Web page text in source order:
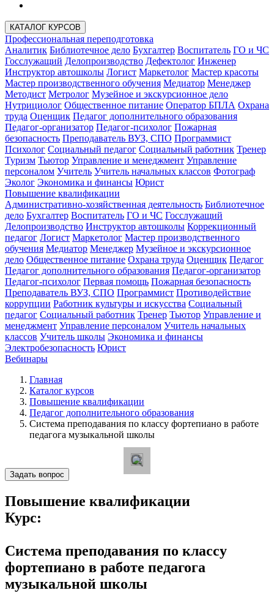
КАТАЛОГ КУРСОВ
Профессиональная переподготовка
Аналитик Библиотечное дело Бухгалтер Воспитатель ГО и ЧС
Госслужащий Делопроизводство Дефектолог Инженер
Инструктор автошколы Логист Маркетолог Мастер красоты
Мастер производственного обучения Медиатор Менеджер
Методист Метролог Музейное и экскурсионное дело
Нутрициолог Общественное питание Оператор БПЛА Охрана
труда Оценщик Педагог дополнительного образования
Педагог-организатор Педагог-психолог Пожарная
безопасность Преподаватель ВУЗ, СПО Программист
Психолог Социальный педагог Социальный работник Тренер
Туризм Тьютор Управление и менеджмент Управление
персоналом Учитель Учитель начальных классов Фотограф
Эколог Экономика и финансы Юрист
Повышение квалификации
Административно-хозяйственная деятельность Библиотечное
дело Бухгалтер Воспитатель ГО и ЧС Госслужащий
Делопроизводство Инструктор автошколы Коррекционный
педагог Логист Маркетолог Мастер производственного
обучения Медиатор Менеджер Музейное и экскурсионное
дело Общественное питание Охрана труда Оценщик Педагог
Педагог дополнительного образования Педагог-организатор
Педагог-психолог Первая помощь Пожарная безопасность
Преподаватель ВУЗ, СПО Программист Противодействие
коррупции Работник культуры и искусства Социальный
педагог Социальный работник Тренер Тьютор Управление и
менеджмент Управление персоналом Учитель начальных
классов Учитель школы Экономика и финансы
Электробезопасность Юрист
Вебинары
Главная
Каталог курсов
Повышение квалификации
Педагог дополнительного образования
Система преподавания по классу фортепиано в работе
педагога музыкальной школы
Задать вопрос
Повышение квалификации
Курс:
Система преподавания по классу
фортепиано в работе педагога
музыкальной школы